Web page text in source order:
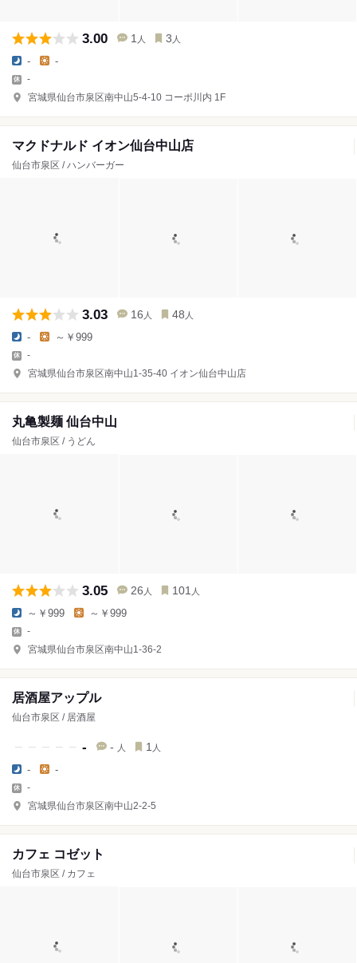
3.00 1 人 3 人
- -
-
宮城県仙台市泉区南中山5-4-10 コーポ川内 1F
マクドナルド イオン仙台中山店
仙台市泉区 / ハンバーガー
3.03 16 人 48 人
- ～￥999
-
宮城県仙台市泉区南中山1-35-40 イオン仙台中山店
丸亀製麺 仙台中山
仙台市泉区 / うどん
3.05 26 人 101 人
～￥999 ～￥999
-
宮城県仙台市泉区南中山1-36-2
居酒屋アップル
仙台市泉区 / 居酒屋
- - 人 1 人
- -
-
宮城県仙台市泉区南中山2-2-5
カフェ コゼット
仙台市泉区 / カフェ